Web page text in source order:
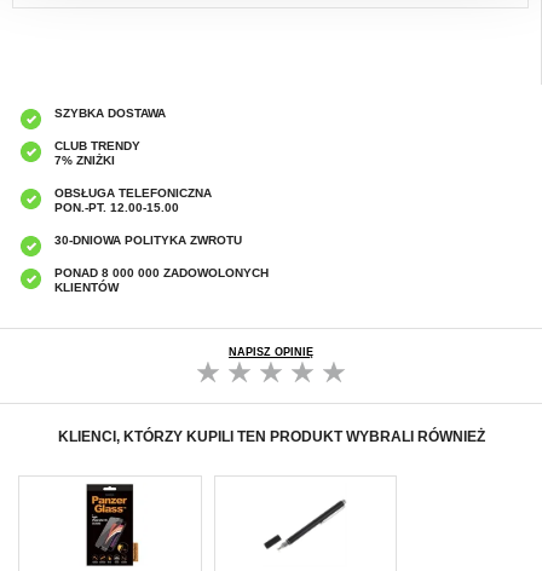
SZYBKA DOSTAWA
CLUB TRENDY
7% ZNIŻKI
OBSŁUGA TELEFONICZNA
PON.-PT. 12.00-15.00
30-DNIOWA POLITYKA ZWROTU
PONAD 8 000 000 ZADOWOLONYCH
KLIENTÓW
NAPISZ OPINIĘ
KLIENCI, KTÓRZY KUPILI TEN PRODUKT WYBRALI RÓWNIEŻ